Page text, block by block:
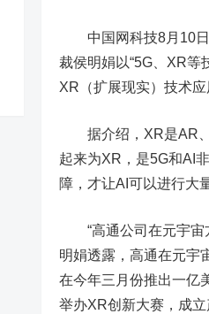
中国网科技8月10日
裁侯明娟以“5G、XR等
XR（扩展现实）技术应
据介绍，XR是AR、
起来为XR，是5G和AI
障，才让AI可以进行大
“高通公司在元宇宙
明娟透露，高通在元宇
在今年三月份推出一亿
举办XR创新大赛，成立